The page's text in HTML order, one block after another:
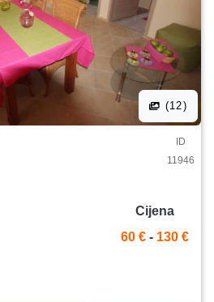
(12)
ID
11946
Cijena
60 € - 130 €